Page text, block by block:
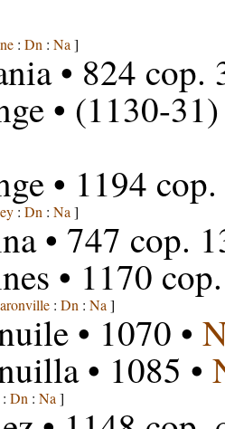
: Dn : Na ]
• 824 cop.
• (1130-31)
• 1194
: Dn : Na ]
• 747 cop.
• 1170
: Dn : Na ]
• 1070 •
• 1085 •
Dn : Na ]